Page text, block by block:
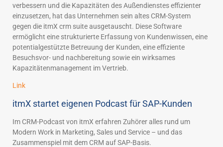
verbessern und die Kapazitäten des Außendienstes effizienter
einzusetzen, hat das Unternehmen sein altes CRM-System
gegen die itmX crm suite ausgetauscht. Diese Software
ermöglicht eine strukturierte Erfassung von Kundenwissen, eine
potentialgestützte Betreuung der Kunden, eine effiziente
Besuchsvor- und nachbereitung sowie ein wirksames
Kapazitätenmanagement im Vertrieb.
Link
itmX startet eigenen Podcast für SAP-Kunden
Im CRM-Podcast von itmX erfahren Zuhörer alles rund um
Modern Work in Marketing, Sales und Service – und das
Zusammenspiel mit dem CRM auf SAP-Basis.